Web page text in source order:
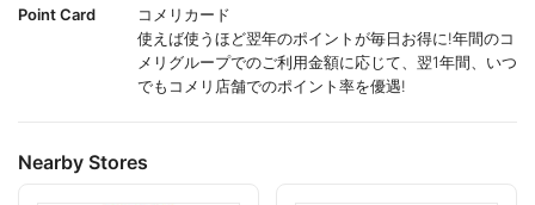
Point Card
コメリカード
使えば使うほど翌年のポイントが毎日お得に!年間のコ
メリグループでのご利用金額に応じて、翌1年間、いつ
でもコメリ店舗でのポイント率を優遇!
Nearby Stores